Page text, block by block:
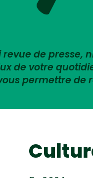
revue de presse,
de votre
permettre de